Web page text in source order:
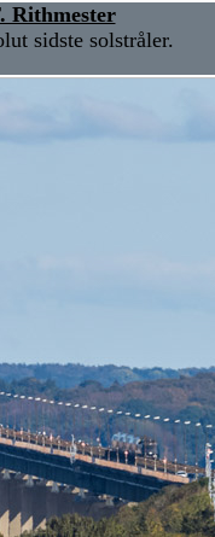
Rithmester
sidste solstråler.